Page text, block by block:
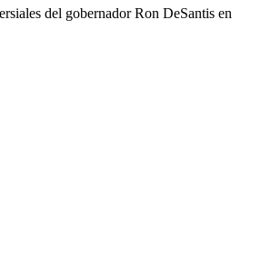
del gobernador Ron DeSantis en